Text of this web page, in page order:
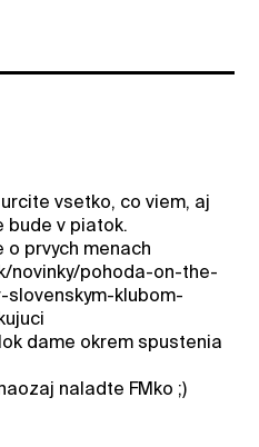
urcite vsetko, co viem, aj
bude v piatok.
o prvych menach
novinky/pohoda-on-the-
klubom-
dame okrem spustenia
naladte FMko ;)